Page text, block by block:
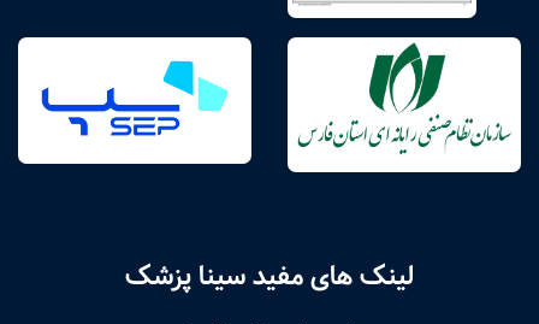
لینک های مفید سینا پزشک